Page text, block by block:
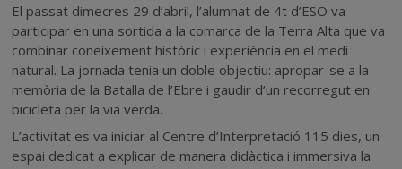
El passat dimecres 29 d’abril, l’alumnat de 4t d’ESO va
participar en una sortida a la comarca de la Terra Alta que va
combinar coneixement històric i experiència en el medi
natural. La jornada tenia un doble objectiu: apropar-se a la
memòria de la Batalla de l’Ebre i gaudir d’un recorregut en
bicicleta per la via verda.
L’activitat es va iniciar al Centre d’Interpretació 115 dies, un
espai dedicat a explicar de manera didàctica i immersiva la